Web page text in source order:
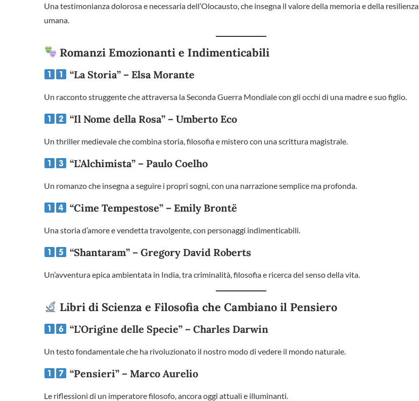
Una testimonianza dolorosa e necessaria dell’Olocausto, che insegna il valore della memoria e della resilienza
umana.
Romanzi Emozionanti e Indimenticabili
“La Storia” – Elsa Morante
Un racconto struggente che attraversa la Seconda Guerra Mondiale con gli occhi di una madre e suo figlio.
“Il Nome della Rosa” – Umberto Eco
Un thriller medievale che combina storia, filosofia e mistero con una scrittura magistrale.
“L’Alchimista” – Paulo Coelho
Un romanzo che insegna a seguire i propri sogni, con una narrazione semplice ma profonda.
“Cime Tempestose” – Emily Brontë
Una storia d’amore e vendetta travolgente, con personaggi indimenticabili.
“Shantaram” – Gregory David Roberts
Un’avventura epica ambientata in India, tra criminalità, filosofia e ricerca del senso della vita.
Libri di Scienza e Filosofia che Cambiano il Pensiero
“L’Origine delle Specie” – Charles Darwin
Un testo fondamentale che ha rivoluzionato il nostro modo di vedere il mondo naturale.
“Pensieri” – Marco Aurelio
Le riflessioni di un imperatore filosofo, ancora oggi attuali e illuminanti.